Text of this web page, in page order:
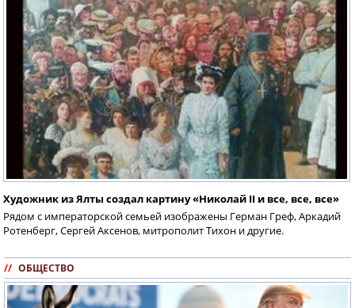
Художник из Ялты создал картину «Николай II и все, все, все»
Рядом с императорской семьей изображены Герман Греф, Аркадий
Ротенберг, Сергей Аксенов, митрополит Тихон и другие.
// ОБЩЕСТВО